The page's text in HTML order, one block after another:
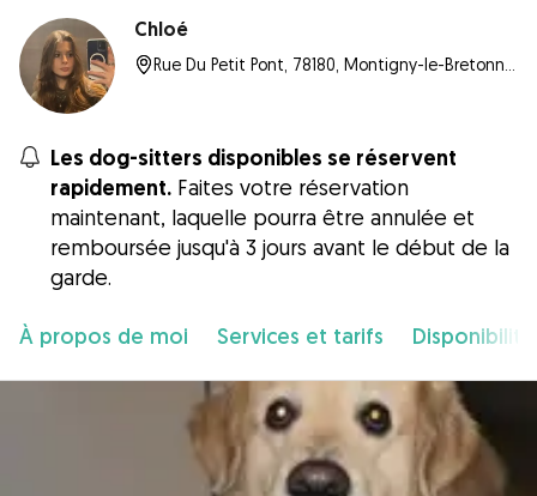
Chloé
Les dog-sitters disponibles se réservent
rapidement. Faites votre réservation
maintenant, laquelle pourra être annulée et
remboursée jusqu'à 3 jours avant le début de la
garde.
À propos de moi Services et tarifs Disponibilité